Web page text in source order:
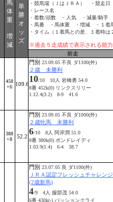
馬
体
重
増
減
単
勝
オ
ッ
ズ
・競馬場（ＪはＪＲＡ） ・競走
・レース名
・着数/頭数 ・人気 ・減量/騎手
・馬番 ・馬体重 ・増減 ・１着
・タイム（１着馬との差、１着
※過去５走成績で表示される能
前走
458
+6
109.6
門別 23.09.05 不良 ダ1100(外)
２歳 未勝利
10/10 10人 岩橋勇 54.0
8番 452k(0) リンクスリリー
1.12.4(3.2) 8-9 41.6
388
+8
52.2
門別 23.09.05 不良 ダ1000(外)
２歳牝馬 未勝利
6/10 8人 阿岸潤 51.0
8番 380k(0) ポンドレイディ
1.03.9(1.4) 6-4 38.7
門別 23.07.05 良 ダ1100(外)
ＪＲＡ認定フレッシュチャレンジ
(2歳新馬)
4/9 4人 服部茂 54.0
6番 430k(-) パッションクライ